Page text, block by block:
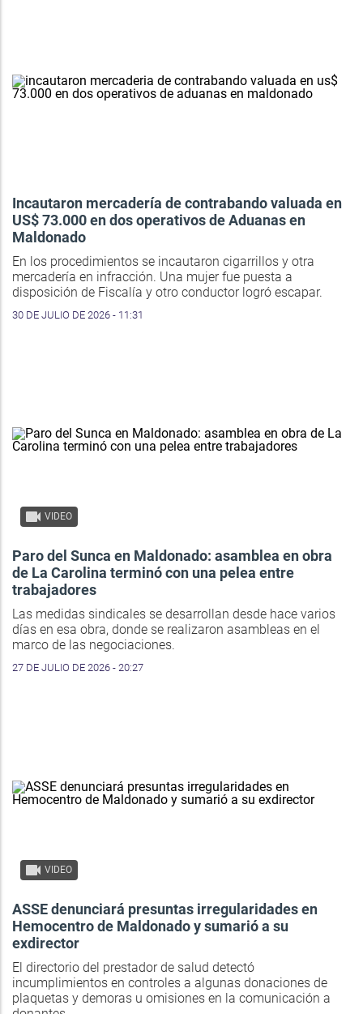
Incautaron mercadería de contrabando valuada en
US$ 73.000 en dos operativos de Aduanas en
Maldonado
En los procedimientos se incautaron cigarrillos y otra
mercadería en infracción. Una mujer fue puesta a
disposición de Fiscalía y otro conductor logró escapar.
30 DE JULIO DE 2026 - 11:31
VIDEO
Paro del Sunca en Maldonado: asamblea en obra
de La Carolina terminó con una pelea entre
trabajadores
Las medidas sindicales se desarrollan desde hace varios
días en esa obra, donde se realizaron asambleas en el
marco de las negociaciones.
27 DE JULIO DE 2026 - 20:27
VIDEO
ASSE denunciará presuntas irregularidades en
Hemocentro de Maldonado y sumarió a su
exdirector
El directorio del prestador de salud detectó
incumplimientos en controles a algunas donaciones de
plaquetas y demoras u omisiones en la comunicación a